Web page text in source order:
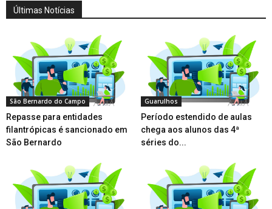
Últimas Notícias
São Bernardo do Campo
Repasse para entidades
filantrópicas é sancionado em
São Bernardo
Guarulhos
Período estendido de aulas
chega aos alunos das 4ª
séries do...